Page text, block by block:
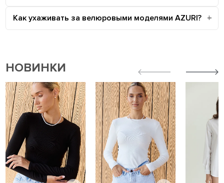
Как ухаживать за велюровыми моделями AZURI?
НОВИНКИ